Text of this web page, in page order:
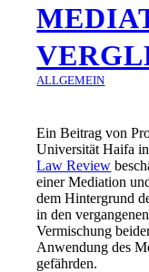
ALLGEMEIN
Ein Beitrag von
Universität Haifa
Law Review
einer Mediation
dem Hintergrund
in den
Vermischung
Anwendung des
gefährden.